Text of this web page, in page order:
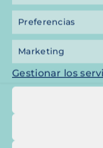
Preferencias
Marketing
Gestionar los
Para ello,
La oposición
datos
legitimadora
artículo